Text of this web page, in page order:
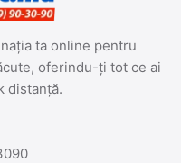
ta online pentru
oferindu-ți tot ce ai
distanță.